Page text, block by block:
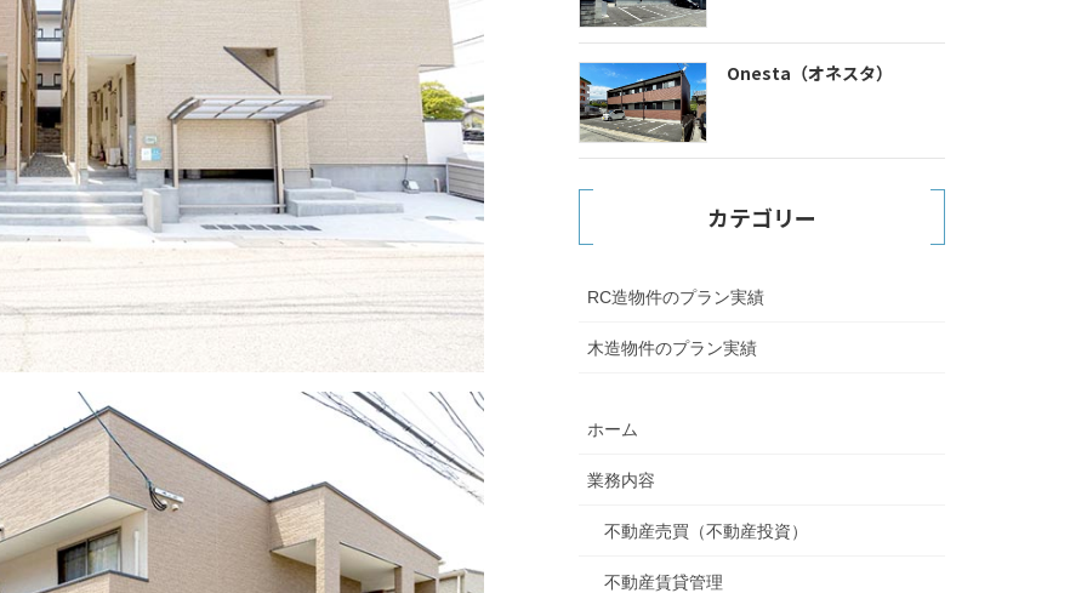
Onesta（オネスタ）
カテゴリー
RC造物件のプラン実績
木造物件のプラン実績
ホーム
業務内容
不動産売買（不動産投資）
不動産賃貸管理